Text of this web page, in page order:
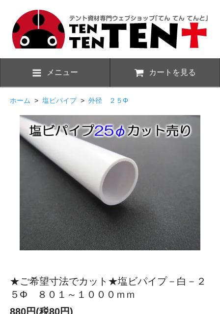
メニュー カートを見る
ホーム > 塩ビパイプ> 外径 ２５Φ
★ご希望寸法でカット★塩ビパイプ－白－２
５Φ ８０１～１０００ｍｍ
880円(税80円)